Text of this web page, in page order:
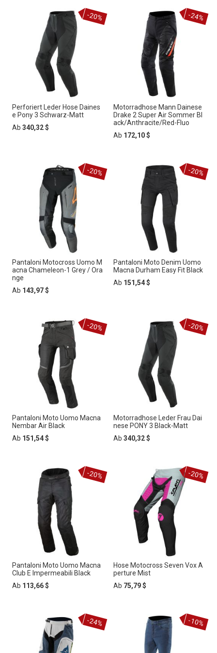
Perforiert Leder Hose Daines
e Pony 3 Schwarz-Matt
Ab 340,32 $
-20%
Motorradhose Mann Dainese
Drake 2 Super Air Sommer Bl
ack/Anthracite/Red-Fluo
Ab 172,10 $
-24%
Pantaloni Motocross Uomo M
acna Chameleon-1 Grey / Ora
nge
Ab 143,97 $
-20%
Pantaloni Moto Denim Uomo
Macna Durham Easy Fit Black
Ab 151,54 $
-20%
Pantaloni Moto Uomo Macna
Nembar Air Black
Ab 151,54 $
-20%
Motorradhose Leder Frau Dai
nese PONY 3 Black-Matt
Ab 340,32 $
-20%
Pantaloni Moto Uomo Macna
Club E Impermeabili Black
Ab 113,66 $
-20%
Hose Motocross Seven Vox A
perture Mist
Ab 75,79 $
-20%
-24% -10%